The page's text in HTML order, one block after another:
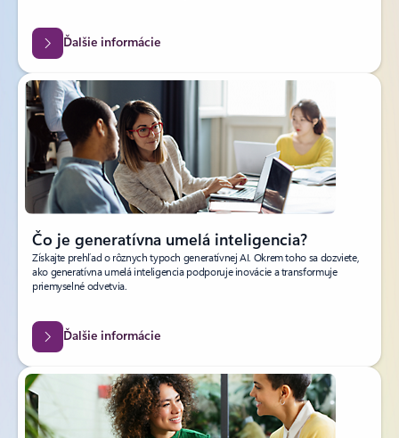
Ďalšie informácie
Čo je generatívna umelá inteligencia?
Získajte prehľad o rôznych typoch generatívnej AI. Okrem toho sa dozviete,
ako generatívna umelá inteligencia podporuje inovácie a transformuje
priemyselné odvetvia.
Ďalšie informácie